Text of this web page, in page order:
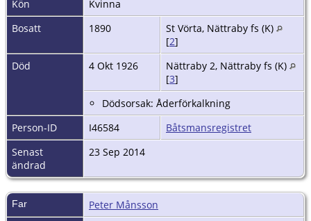
Kön
Kvinna
Bosatt
1890
St Vörta, Nättraby fs (K)
[2]
Död
4 Okt 1926
Nättraby 2, Nättraby fs (K)
[3]
Dödsorsak: Åderförkalkning
Person-ID
I46584
Båtsmansregistret
Senast
ändrad
23 Sep 2014
Far
Peter Månsson